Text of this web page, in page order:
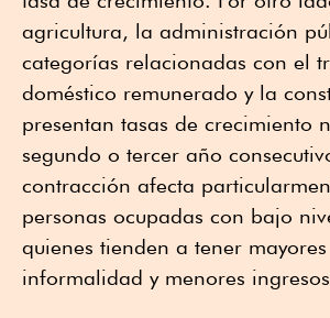
agricultura, la administración
categorías relacionadas con el
doméstico remunerado y la
presentan tasas de crecimiento
segundo o tercer año
contracción afecta
personas ocupadas con bajo
quienes tienden a tener
informalidad y menores